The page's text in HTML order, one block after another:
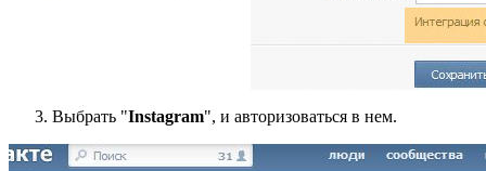
Выбрать "Instagram", и авторизоваться в нем.